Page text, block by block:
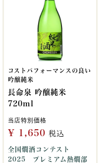
コストパフォーマンスの良い
吟醸純米
長命泉 吟醸純米
720ml
当店特別価格
¥ 1,650 税込
全国燗酒コンテスト
2025 プレミアム熱燗部